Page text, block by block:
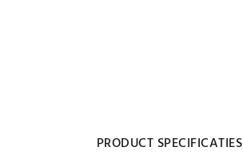
PRODUCT SPECIFICATIES